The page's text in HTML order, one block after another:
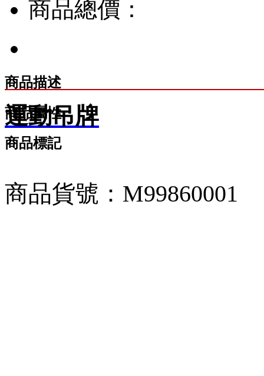
商品總價：
商品描述
商品屬性
商品標記
運動吊牌
商品貨號：M99860001